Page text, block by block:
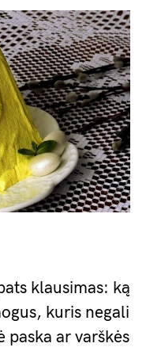
klausimas: ką
kuris negali
paska ar varškės